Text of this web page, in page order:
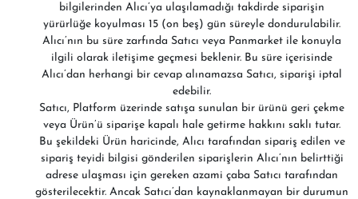
bilgilerinden Alıcı’ya ulaşılamadığı takdirde siparişin
yürürlüğe koyulması 15 (on beş) gün süreyle dondurulabilir.
Alıcı’nın bu süre zarfında Satıcı veya Panmarket ile konuyla
ilgili olarak iletişime geçmesi beklenir. Bu süre içerisinde
Alıcı’dan herhangi bir cevap alınamazsa Satıcı, siparişi iptal
edebilir.
Satıcı, Platform üzerinde satışa sunulan bir ürünü geri çekme
veya Ürün’ü siparişe kapalı hale getirme hakkını saklı tutar.
Bu şekildeki Ürün haricinde, Alıcı tarafından sipariş edilen ve
sipariş teyidi bilgisi gönderilen siparişlerin Alıcı’nın belirttiği
adrese ulaşması için gereken azami çaba Satıcı tarafından
gösterilecektir. Ancak Satıcı’dan kaynaklanmayan bir durumun